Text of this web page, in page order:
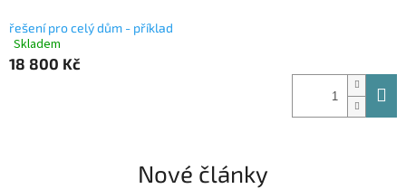
řešení pro celý dům - příklad
Průměrné
hodnocení
Skladem
18 800 Kč
Nové články